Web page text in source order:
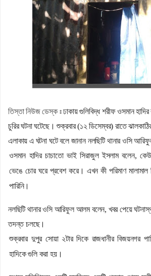
জলঢাকায় স্কুলছাত্রীর রহস্যজনক মৃত্যু
নবম পে স্কেল সরকারি কর্মকর্তা-কর্মচারীদের সুখবর
কাজিদের আয় ১৪৪০ কোটি, সরকারের কোষাগারে
শাপলা চত্বর ‘গণহত্যা’ মামলায় লতিফ সিদ্দিকী
রাষ্ট্রপতি নির্বাচনে জামায়াত প্রার্থী দেবে কিনা, জানা
তিস্তা নিউজ ডেস্ক ঃঢাকায় গুলিবিদ্ধ শরীফ ওসমান হাদির
চুরির ঘটনা ঘটেছে। শুক্রবার (১২ ডিসেম্বর) রাতে
এলাকায় এ ঘটনা ঘটে বলে জানান নলছিটি থানার ওসি
ওসমান হাদির চাচাতো ভাই সিরাজুল ইসলাম বলেন, কেউ
ভেঙে চোর ঘরে প্রবেশ করে। এখন কী পরিমাণ মালামাল
পারিনি।
নলছিটি থানার ওসি আরিফুল আলম বলেন, খবর পেয়ে
তদন্ত চলছে।
শুক্রবার দুপুর সোয়া ২টার দিকে রাজধানীর বিজয়নগর
হাদিকে গুলি করা হয়।